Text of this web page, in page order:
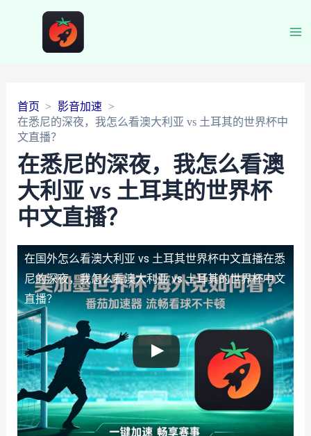
首页
影音加速
在悉尼的深夜，我怎么看澳大利亚 vs 土耳其的世界杯中
文直播？
在悉尼的深夜，我怎么看澳
大利亚 vs 土耳其的世界杯
中文直播？
在国外怎么看澳大利亚 vs 土耳其世界杯中文直播在悉
尼的深夜，我怎么看澳大利亚 vs 土耳其的世界杯中文
直播？